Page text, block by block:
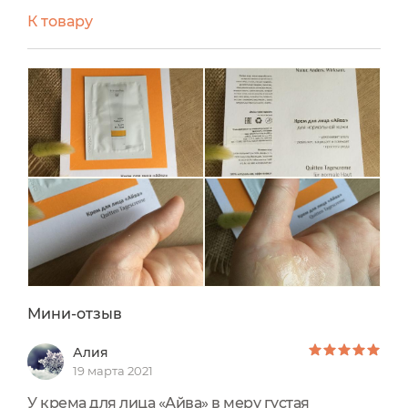
виде презента с Эковилле, по 5 и 30 мл в
алюминиевом тюбике стоимостью 490 и 2390 ₽.
Текстура кремообразная, легкая, с приятным
ароматом, чувствуются и видны масла, хотя
черезчур жирным крем не назову.
Применяла в утреннее время, хватило на три
раза, крем впитывается полностью в течении
пары минут, жирного блеска не оставляет, в
течении дня кожа дополнительного
увлажнения не просит. Кожа довольно нежная
и тактильно приятная, понравился крем, взяла
в хотелки)))
К товару
Мини-отзыв
Алия
19 марта 2021
У крема для лица «Айва» в меру густая